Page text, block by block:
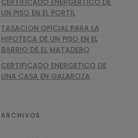
UN PISO EN EL PORTIL
TASACION OFICIAL PARA LA
HIPOTECA DE UN PISO EN EL
BARRIO DE EL MATADERO
CERTIFICADO ENERGETICO DE
UNA CASA EN GALAROZA
ARCHIVOS